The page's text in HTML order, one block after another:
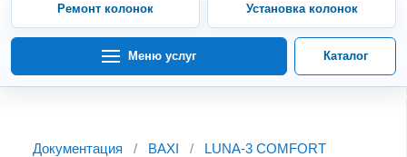
Ремонт колонок Установка колонок
Меню услуг Каталог
Документация / BAXI / LUNA-3 COMFORT